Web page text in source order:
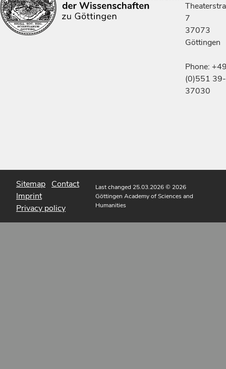
7
37073
Göttingen
Phone:
(0)551 39-
37030
Sitemap Contact
Imprint
Privacy policy
Last changed 25.03.2026© 2026
Göttingen Academy of Sciences and
Humanities